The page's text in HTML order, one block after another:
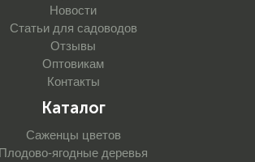
Новости
Статьи для садоводов
Отзывы
Оптовикам
Контакты
Каталог
Саженцы цветов
Плодово-ягодные деревья